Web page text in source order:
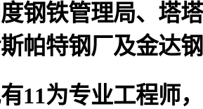
钢铁管理局、塔
帕特钢厂及金达
11为专业工程师